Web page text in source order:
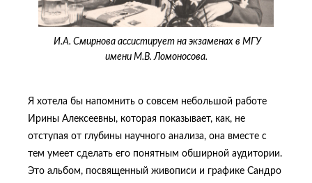
И.А. Смирнова ассистирует на экзаменах в МГУ
имени М.В. Ломоносова.
Я хотела бы напомнить о совсем небольшой работе
Ирины Алексеевны, которая показывает, как, не
отступая от глубины научного анализа, она вместе с
тем умеет сделать его понятным обширной аудитории.
Это альбом, посвященный живописи и графике Сандро